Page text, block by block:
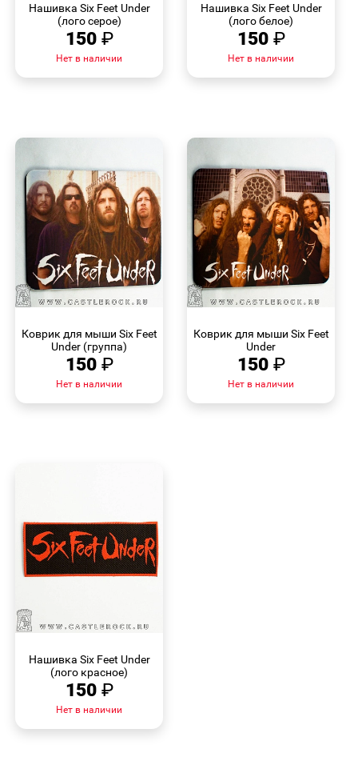
Нашивка Six Feet Under
(лого серое)
150 ₽
Нет в наличии
Нашивка Six Feet Under
(лого белое)
150 ₽
Нет в наличии
Коврик для мыши Six Feet
Under (группа)
150 ₽
Нет в наличии
Коврик для мыши Six Feet
Under
150 ₽
Нет в наличии
Нашивка Six Feet Under
(лого красное)
150 ₽
Нет в наличии